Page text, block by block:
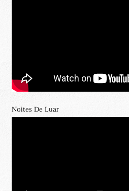
Noites De Luar